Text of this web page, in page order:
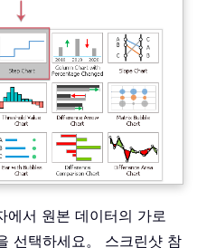
에서 원본 데이터의 가로
선택하세요。 스크린샷 참